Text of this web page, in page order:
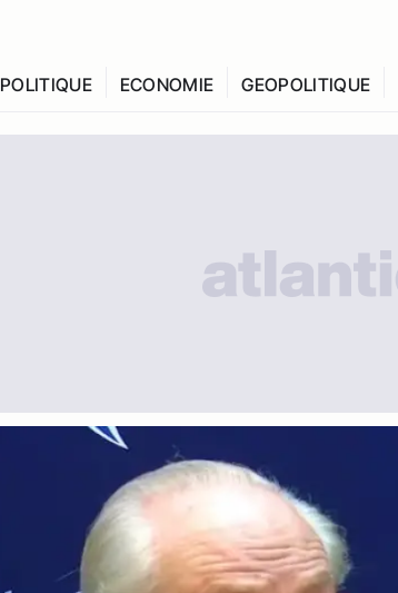
POLITIQUE ECONOMIE GEOPOLITIQUE